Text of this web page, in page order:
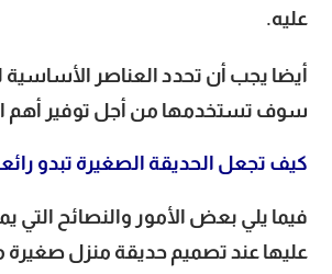
عليه.
أيضا يجب أن تحدد العناصر الأساسية
سوف تستخدمها من أجل توفير أهم
كيف تجعل الحديقة الصغيرة تبدو
فيما يلي بعض الأمور والنصائح التي
عليها عند تصميم حديقة منزل